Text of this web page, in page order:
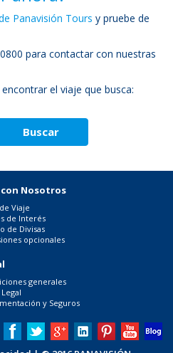
Panavisión Tours y pruebe de
para contactar con nuestras
el viaje que busca:
con Nosotros
Viaje
de Interés
de Divisas
opcionales
generales
y Seguros